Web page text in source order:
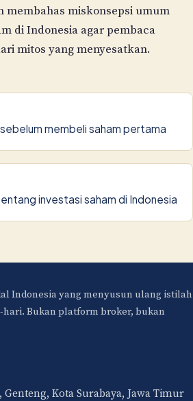
membahas miskonsepsi umum
di Indonesia agar pembaca
mitos yang menyesatkan.
membeli saham pertama
investasi saham di Indonesia
Indonesia yang menyusun ulang istilah
hari. Bukan platform broker, bukan
Kota Surabaya, Jawa Timur